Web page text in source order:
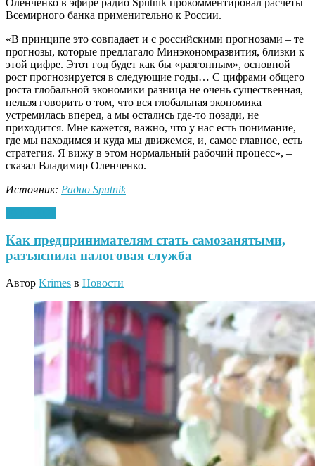
Всемирного банка применительно к России.
«В принципе это совпадает и с российскими прогнозами ‒ те
прогнозы, которые предлагало Минэкономразвития, близки к
этой цифре. Этот год будет как бы «разгонным», основной
рост прогнозируется в следующие годы… С цифрами общего
роста глобальной экономики разница не очень существенная,
нельзя говорить о том, что вся глобальная экономика
устремилась вперед, а мы остались где-то позади, не
приходится. Мне кажется, важно, что у нас есть понимание,
где мы находимся и куда мы движемся, и, самое главное, есть
стратегия. Я вижу в этом нормальный рабочий процесс», ‒
сказал Владимир Оленченко.
Источник: Радио Sputnik
Как предпринимателям стать самозанятыми,
разъяснила налоговая служба
Автор Krimes в Новости